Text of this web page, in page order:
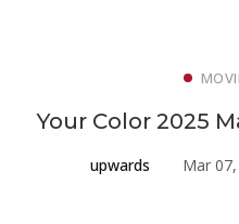
Your Color 2025
upwards Mar